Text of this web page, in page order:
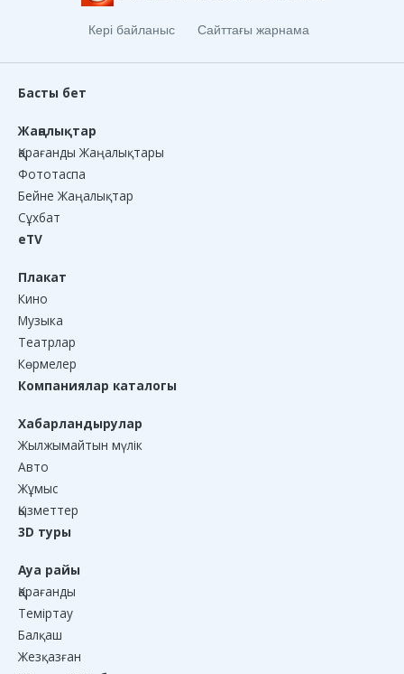
Кері байланыс Сайттағы жарнама
Басты бет
Жаңалықтар
Қарағанды Жаңалықтары
Фототаспа
Бейне Жаңалықтар
Сұхбат
eTV
Плакат
Кино
Музыка
Театрлар
Көрмелер
Компаниялар каталогы
Хабарландырулар
Жылжымайтын мүлік
Авто
Жұмыс
Қызметтер
3D туры
Ауа райы
Қарағанды
Теміртау
Балқаш
Жезқазған